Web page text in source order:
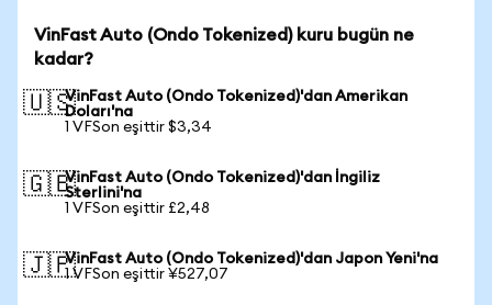
VinFast Auto (Ondo Tokenized) kuru bugün ne
kadar?
🇺🇸VinFast Auto (Ondo Tokenized)'dan Amerikan
Doları'na
1 VFSon eşittir $3,34
🇬🇧VinFast Auto (Ondo Tokenized)'dan İngiliz
Sterlini'na
1 VFSon eşittir £2,48
🇯🇵VinFast Auto (Ondo Tokenized)'dan Japon Yeni'na
1 VFSon eşittir ¥527,07